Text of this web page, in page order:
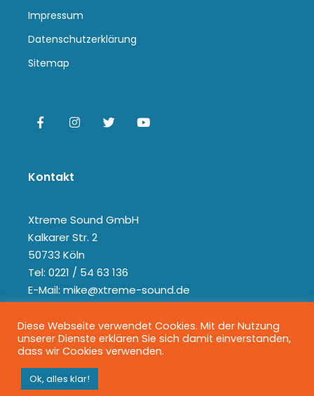
Impressum
Datenschutzerklärung
Sitemap
Kontakt
Xtreme Sound GmbH
Kalkarer Str. 2
50733 Köln
Tel: 0221 / 54 63 136
E-Mail: mike@xtreme-sound.de
Diese Webseite verwendet Cookies. Mit der Nutzung
unserer Dienste erklären Sie sich damit einverstanden,
dass wir Cookies verwenden.
Ok, alles klar!